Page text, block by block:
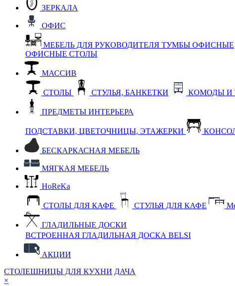
ЗЕРКАЛА
ОФИС
МЕБЕЛЬ ДЛЯ РУКОВОДИТЕЛЯ ТУМБЫ ОФИСНЫЕ
ОФИСНЫЕ СТОЛЫ
МАССИВ
СТОЛЫ СТУЛЬЯ, БАНКЕТКИ КОМОДЫ И
ПРЕДМЕТЫ ИНТЕРЬЕРА
ПОДСТАВКИ, ЦВЕТОЧНИЦЫ, ЭТАЖЕРКИ
БЕСКАРКАСНАЯ МЕБЕЛЬ
МЯГКАЯ МЕБЕЛЬ
HoReKa
СТОЛЫ ДЛЯ КАФЕ СТУЛЬЯ ДЛЯ КАФЕ
ГЛАДИЛЬНЫЕ ДОСКИ
ВСТРОЕННАЯ ГЛАДИЛЬНАЯ ДОСКА BELSI
АКЦИИ
СТОЛЕШНИЦЫ ДЛЯ КУХНИ ДАЧА
×